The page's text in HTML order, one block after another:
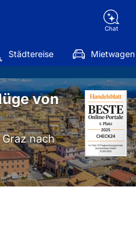
Chat
Städtereise Mietwagen
von
nach